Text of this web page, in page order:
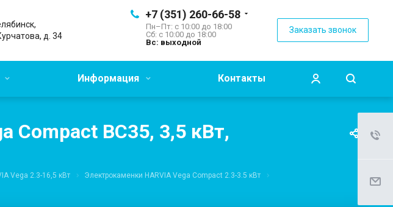
+7 (351) 260-66-58
Пн–Пт: с 10:00 до 18:00
Сб: с 10:00 до 18:00
Вс: выходной
Заказать звонок
д. 34
Информация Контакты
Compact BC35, 3,5 кВт,
Vega 2.3-16,5 кВт Электрокаменки HARVIA Vega Compact 2.3-3.5 кВт